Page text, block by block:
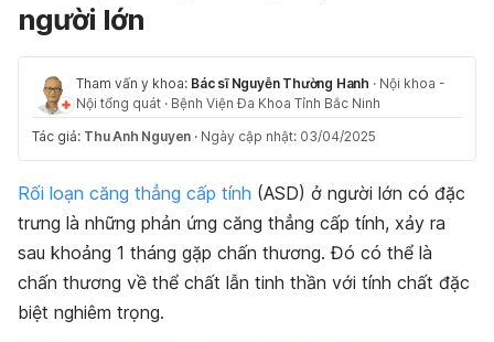
người lớn
Tham vấn y khoa: Bác sĩ Nguyễn Thường Hanh · Nội khoa -
Nội tổng quát · Bệnh Viện Đa Khoa Tỉnh Bắc Ninh
Tác giả: Thu Anh Nguyen · Ngày cập nhật: 03/04/2025
Rối loạn căng thẳng cấp tính (ASD) ở người lớn có đặc
trưng là những phản ứng căng thẳng cấp tính, xảy ra
sau khoảng 1 tháng gặp chấn thương. Đó có thể là
chấn thương về thể chất lẫn tinh thần với tính chất đặc
biệt nghiêm trọng.